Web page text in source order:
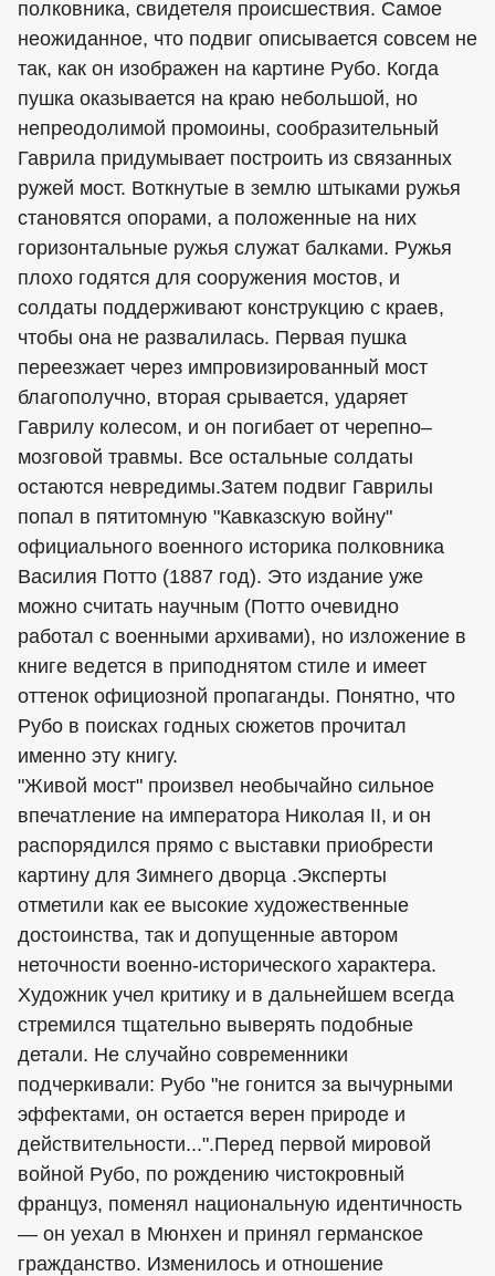
полковника, свидетеля происшествия. Самое
неожиданное, что подвиг описывается совсем не
так, как он изображен на картине Рубо. Когда
пушка оказывается на краю небольшой, но
непреодолимой промоины, сообразительный
Гаврила придумывает построить из связанных
ружей мост. Воткнутые в землю штыками ружья
становятся опорами, а положенные на них
горизонтальные ружья служат балками. Ружья
плохо годятся для сооружения мостов, и
солдаты поддерживают конструкцию с краев,
чтобы она не развалилась. Первая пушка
переезжает через импровизированный мост
благополучно, вторая срывается, ударяет
Гаврилу колесом, и он погибает от черепно–
мозговой травмы. Все остальные солдаты
остаются невредимы.Затем подвиг Гаврилы
попал в пятитомную "Кавказскую войну"
официального военного историка полковника
Василия Потто (1887 год). Это издание уже
можно считать научным (Потто очевидно
работал с военными архивами), но изложение в
книге ведется в приподнятом стиле и имеет
оттенок официозной пропаганды. Понятно, что
Рубо в поисках годных сюжетов прочитал
именно эту книгу.
"Живой мост" произвел необычайно сильное
впечатление на императора Николая II, и он
распорядился прямо с выставки приобрести
картину для Зимнего дворца .Эксперты
отметили как ее высокие художественные
достоинства, так и допущенные автором
неточности военно-исторического характера.
Художник учел критику и в дальнейшем всегда
стремился тщательно выверять подобные
детали. Не случайно современники
подчеркивали: Рубо "не гонится за вычурными
эффектами, он остается верен природе и
действительности...".Перед первой мировой
войной Рубо, по рождению чистокровный
француз, поменял национальную идентичность
— он уехал в Мюнхен и принял германское
гражданство. Изменилось и отношение